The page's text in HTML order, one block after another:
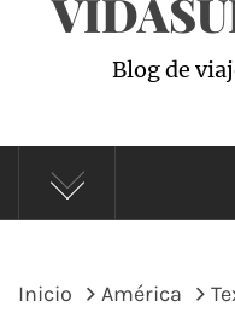
Blog de
Inicio América